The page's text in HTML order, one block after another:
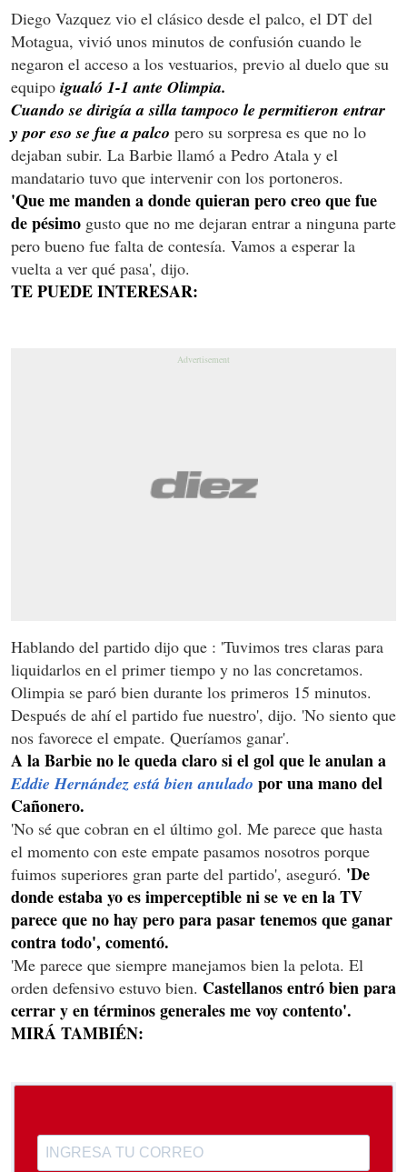
Diego Vazquez vio el clásico desde el palco, el DT del
Motagua, vivió unos minutos de confusión cuando le
negaron el acceso a los vestuarios, previo al duelo que su
equipo igualó 1-1 ante Olimpia.
Cuando se dirigía a silla tampoco le permitieron entrar
y por eso se fue a palco pero su sorpresa es que no lo
dejaban subir. La Barbie llamó a Pedro Atala y el
mandatario tuvo que intervenir con los portoneros.
'Que me manden a donde quieran pero creo que fue
de pésimo gusto que no me dejaran entrar a ninguna parte
pero bueno fue falta de contesía. Vamos a esperar la
vuelta a ver qué pasa', dijo.
TE PUEDE INTERESAR:
Hablando del partido dijo que : 'Tuvimos tres claras para
liquidarlos en el primer tiempo y no las concretamos.
Olimpia se paró bien durante los primeros 15 minutos.
Después de ahí el partido fue nuestro', dijo. 'No siento que
nos favorece el empate. Queríamos ganar'.
A la Barbie no le queda claro si el gol que le anulan a
Eddie Hernández está bien anulado por una mano del
Cañonero.
'No sé que cobran en el último gol. Me parece que hasta
el momento con este empate pasamos nosotros porque
fuimos superiores gran parte del partido', aseguró. 'De
donde estaba yo es imperceptible ni se ve en la TV
parece que no hay pero para pasar tenemos que ganar
contra todo', comentó.
'Me parece que siempre manejamos bien la pelota. El
orden defensivo estuvo bien. Castellanos entró bien para
cerrar y en términos generales me voy contento'.
MIRÁ TAMBIÉN: